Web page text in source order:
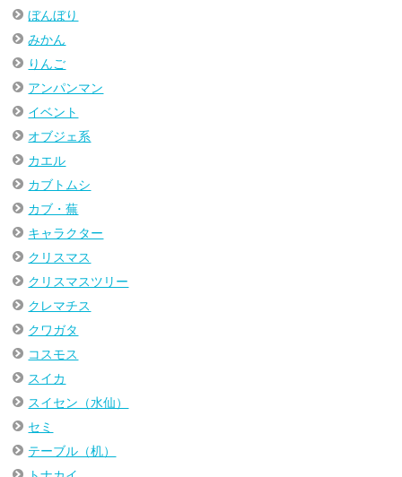
ぼんぼり
みかん
りんご
アンパンマン
イベント
オブジェ系
カエル
カブトムシ
カブ・蕪
キャラクター
クリスマス
クリスマスツリー
クレマチス
クワガタ
コスモス
スイカ
スイセン（水仙）
セミ
テーブル（机）